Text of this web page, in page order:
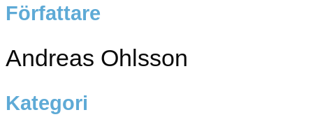
Författare
Andreas Ohlsson
Kategori